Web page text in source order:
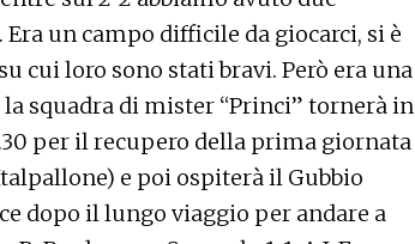
un campo difficile da giocarci, si è
cui loro sono stati bravi. Però era una
squadra di mister “Princi” tornerà in
per il recupero della prima giornata
e poi ospiterà il Gubbio
dopo il lungo viaggio per andare a